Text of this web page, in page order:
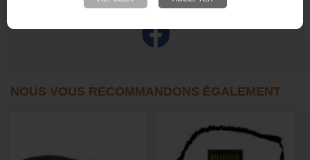
NOUS VOUS RECOMMANDONS ÉGALEMENT